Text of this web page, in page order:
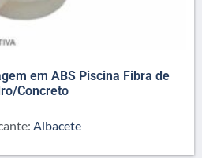
em ABS Piscina Fibra de
Concreto
Albacete